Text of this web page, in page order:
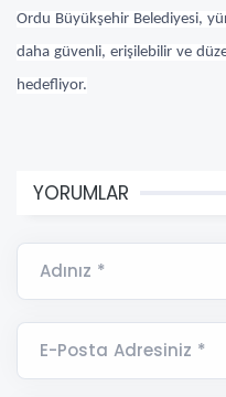
Ordu Büyükşehir Belediyesi,
daha güvenli, erişilebilir ve
hedefliyor.
YORUMLAR
Adınız *
E-Posta Adresiniz *